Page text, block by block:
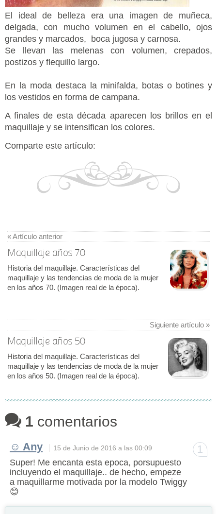
El ideal de belleza era una imagen de muñeca,
delgada, con mucho volumen en el cabello, ojos
grandes y marcados, boca jugosa y carnosa.
Se llevan las melenas con volumen, crepados,
postizos y flequillo largo.
En la moda destaca la minifalda, botas o botines y
los vestidos en forma de campana.
A finales de esta década aparecen los brillos en el
maquillaje y se intensifican los colores.
Comparte este artículo:
« Artículo anterior
Maquillaje años 70
Historia del maquillaje. Características del
maquillaje y las tendencias de moda de la mujer
en los años 70. (Imagen real de la época).
Siguiente artículo »
Maquillaje años 50
Historia del maquillaje. Características del
maquillaje y las tendencias de moda de la mujer
en los años 50. (Imagen real de la época).
1 comentarios
1
☺ Any 15 de Junio de 2016 a las 00:09
Super! Me encanta esta epoca, porsupuesto
incluyendo el maquillaje.. de hecho, empeze
a maquillarme motivada por la modelo Twiggy
😊